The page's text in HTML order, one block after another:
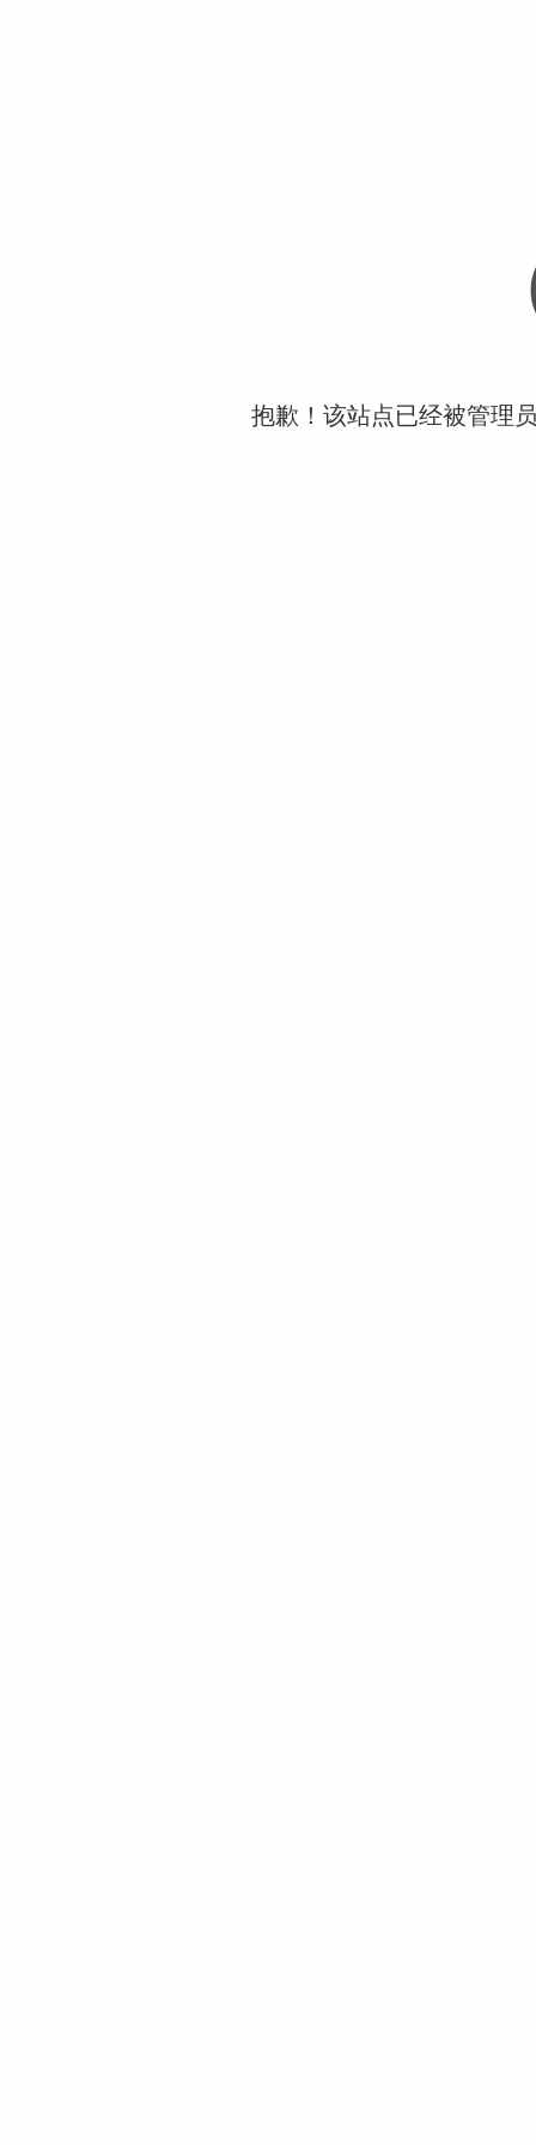
抱歉！该站点已经被管理